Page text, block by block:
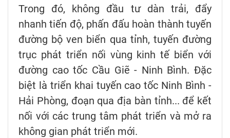
Trong đó, không đầu tư dàn trải, đẩy
nhanh tiến độ, phấn đấu hoàn thành tuyến
đường bộ ven biển qua tỉnh, tuyến đường
trục phát triển nối vùng kinh tế biển với
đường cao tốc Cầu Giẽ - Ninh Bình. Đặc
biệt là triển khai tuyến cao tốc Ninh Bình -
Hải Phòng, đoạn qua địa bàn tỉnh... để kết
nối với các trung tâm phát triển và mở ra
không gian phát triển mới.